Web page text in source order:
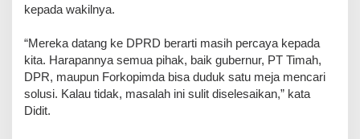
kepada wakilnya.
‎“Mereka datang ke DPRD berarti masih percaya kepada
kita. Harapannya semua pihak, baik gubernur, PT Timah,
DPR, maupun Forkopimda bisa duduk satu meja mencari
solusi. Kalau tidak, masalah ini sulit diselesaikan,” kata
Didit.